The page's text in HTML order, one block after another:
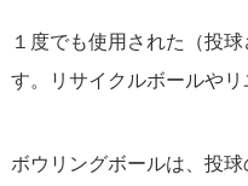
１度でも使用された（投
す。リサイクルボールやリ
ボウリングボールは、投